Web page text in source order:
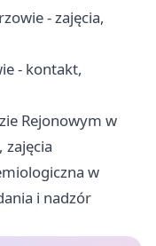
- zajęcia,
- kontakt,
Rejonowym w
w
i nadzór